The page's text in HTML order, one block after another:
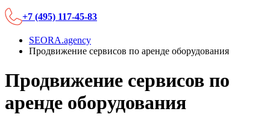
+7 (495) 117-45-83
SEORA.agency
Продвижение сервисов по аренде оборудования
Продвижение сервисов по
аренде оборудования